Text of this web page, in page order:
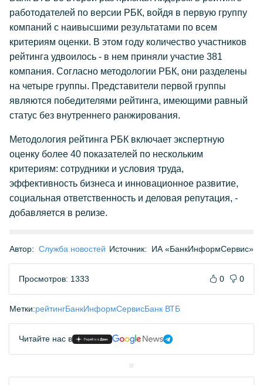
работодателей по версии РБК, войдя в первую группу
компаний с наивысшими результатами по всем
критериям оценки. В этом году количество участников
рейтинга удвоилось - в нем приняли участие 381
компания. Согласно методологии РБК, они разделены
на четыре группы. Представители первой группы
являются победителями рейтинга, имеющими равный
статус без внутреннего ранжирования.
Методология рейтинга РБК включает экспертную
оценку более 40 показателей по нескольким
критериям: сотрудники и условия труда,
эффективность бизнеса и инновационное развитие,
социальная ответственность и деловая репутация, -
добавляется в релизе.
Автор: Служба новостей Источник: ИА «БанкИнформСервис»
Просмотров: 1333 0 0
Метки:рейтингБанкИнформСервисБанк ВТБ
Читайте нас в